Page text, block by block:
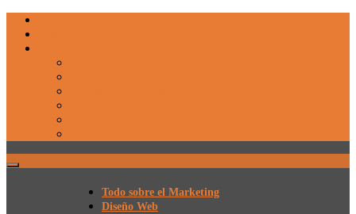
Todo sobre el Marketing
Diseño Web